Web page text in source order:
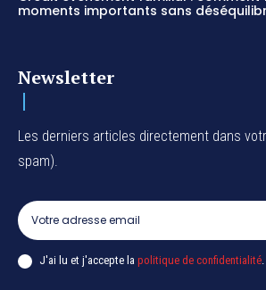
moments importants sans
Newsletter
Les derniers articles directement dans
spam).
J'ai lu et j'accepte la politique de confidentialité.